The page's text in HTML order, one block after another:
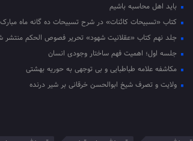
باید اهل محاسبه باشیم
کتاب «تسبیحات کائنات» در شرح تسبیحات ده‌ گانه ماه مبارک
جلد نهم کتاب «عقلانیت شهود» تحریر فصوص الحکم منتشر
جلسه اول؛ اهمیت فهم ساختار وجودی انسان
مکاشفه علامه طباطبایی و بی توجهی به حوریه بهشتی
ولایت و تصرف شیخ ابوالحسن خرقانی بر شیر درنده